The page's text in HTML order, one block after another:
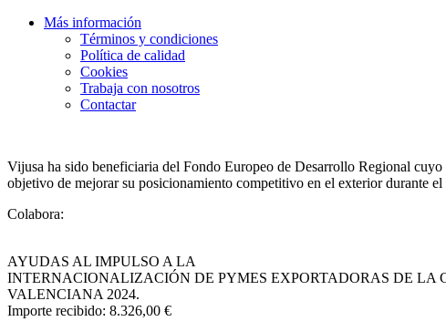
Más información
Términos y condiciones
Política de calidad
Cookies
Trabaja con nosotros
Contactar
Vijusa ha sido beneficiaria del Fondo Europeo de Desarrollo Regional
objetivo de mejorar su posicionamiento competitivo en el exterior durante
Colabora:
AYUDAS AL IMPULSO A LA
INTERNACIONALIZACIÓN DE PYMES EXPORTADORAS DE LA
VALENCIANA 2024.
Importe recibido: 8.326,00 €